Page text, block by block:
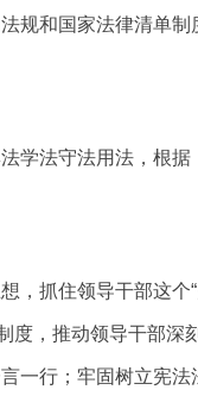
规和国家法律清单
学法守法用法，根据
，抓住领导干部这个
，推动领导干部深
一行；牢固树立宪法